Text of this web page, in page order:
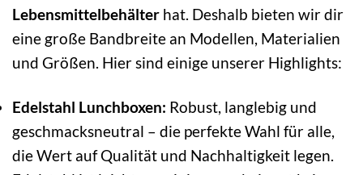
Lebensmittelbehälter hat. Deshalb bieten wir dir
eine große Bandbreite an Modellen, Materialien
und Größen. Hier sind einige unserer Highlights:
Edelstahl Lunchboxen: Robust, langlebig und
geschmacksneutral – die perfekte Wahl für alle,
die Wert auf Qualität und Nachhaltigkeit legen.